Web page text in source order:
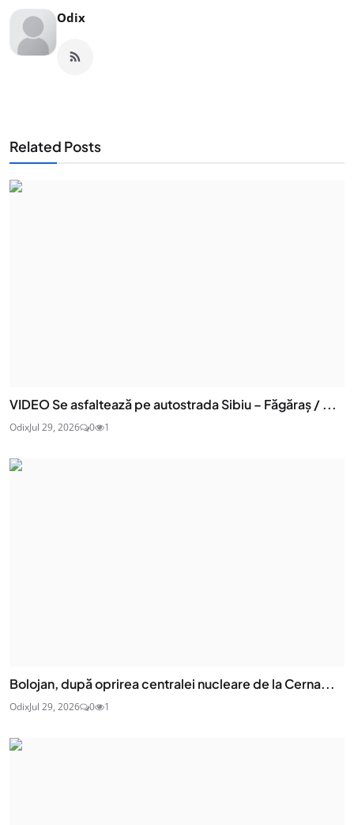
Odix
Related Posts
VIDEO Se asfaltează pe autostrada Sibiu – Făgăraș / ...
OdixJul 29, 2026 0 1
Bolojan, după oprirea centralei nucleare de la Cerna...
OdixJul 29, 2026 0 1